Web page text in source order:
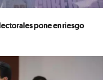
pone en riesgo